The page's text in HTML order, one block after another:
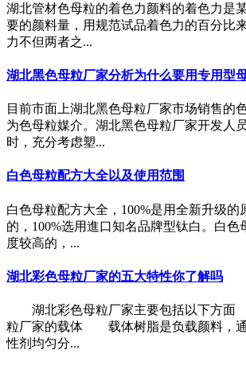
湖北管材色母粒的着色力颜料的着色力是
要的颜料量，用规范试品着色力的百分比
力不但两者之...
湖北黑色母粒厂家分析为什么要用专用型
目前市面上湖北黑色母粒厂家市场销售的
为色母粒媒介。湖北黑色母粒厂家开发人
时，充分考虑塑...
白色母粒配方大全以及使用范围
白色母粒配方大全，100%是用全新升级的
的，100%选用進口知名品牌型钛白。白色
度较高的，...
湖北彩色母粒厂家的五大特性你了解吗
湖北彩色母粒厂家主要包括以下方
粒厂家的载体 载体树脂是负载颜料，通
性剂均匀分...